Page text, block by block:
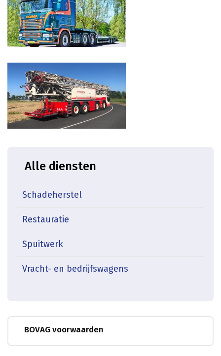
icon
Alle diensten
Schadeherstel
Restauratie
Spuitwerk
Vracht- en bedrijfswagens
BOVAG voorwaarden